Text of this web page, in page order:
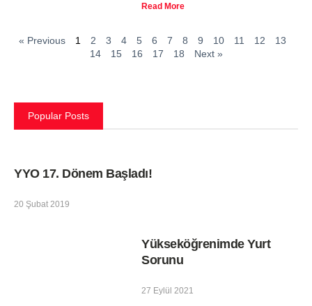
Read More
« Previous 1 2 3 4 5 6 7 8 9 10 11 12
13
14
15 16 17 18 Next »
Popular Posts
YYO 17. Dönem Başladı!
20 Şubat 2019
Yükseköğrenimde Yurt
Sorunu
27 Eylül 2021